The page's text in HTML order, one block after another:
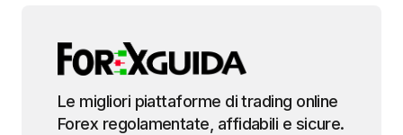
Le migliori piattaforme di trading online
Forex regolamentate, affidabili e sicure.